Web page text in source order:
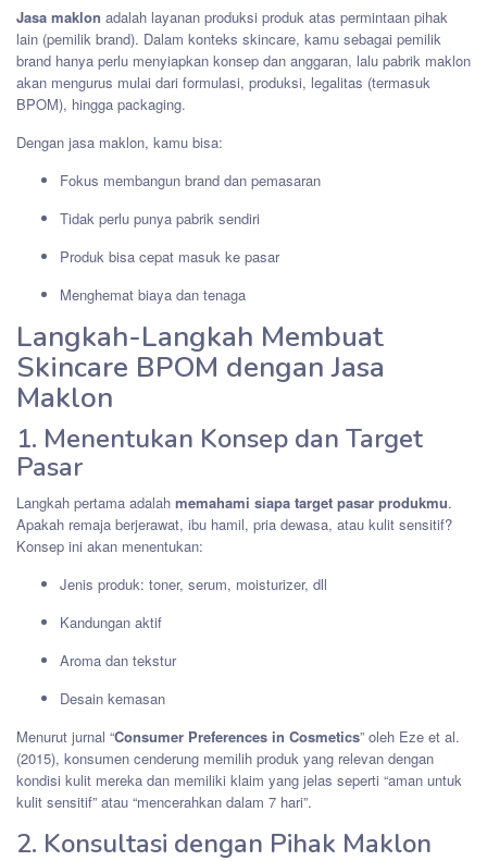
Jasa maklon adalah layanan produksi produk atas permintaan pihak
lain (pemilik brand). Dalam konteks skincare, kamu sebagai pemilik
brand hanya perlu menyiapkan konsep dan anggaran, lalu pabrik maklon
akan mengurus mulai dari formulasi, produksi, legalitas (termasuk
BPOM), hingga packaging.
Dengan jasa maklon, kamu bisa:
Fokus membangun brand dan pemasaran
Tidak perlu punya pabrik sendiri
Produk bisa cepat masuk ke pasar
Menghemat biaya dan tenaga
Langkah-Langkah Membuat
Skincare BPOM dengan Jasa
Maklon
1. Menentukan Konsep dan Target
Pasar
Langkah pertama adalah memahami siapa target pasar produkmu.
Apakah remaja berjerawat, ibu hamil, pria dewasa, atau kulit sensitif?
Konsep ini akan menentukan:
Jenis produk: toner, serum, moisturizer, dll
Kandungan aktif
Aroma dan tekstur
Desain kemasan
Menurut jurnal “Consumer Preferences in Cosmetics” oleh Eze et al.
(2015), konsumen cenderung memilih produk yang relevan dengan
kondisi kulit mereka dan memiliki klaim yang jelas seperti “aman untuk
kulit sensitif” atau “mencerahkan dalam 7 hari”.
2. Konsultasi dengan Pihak Maklon